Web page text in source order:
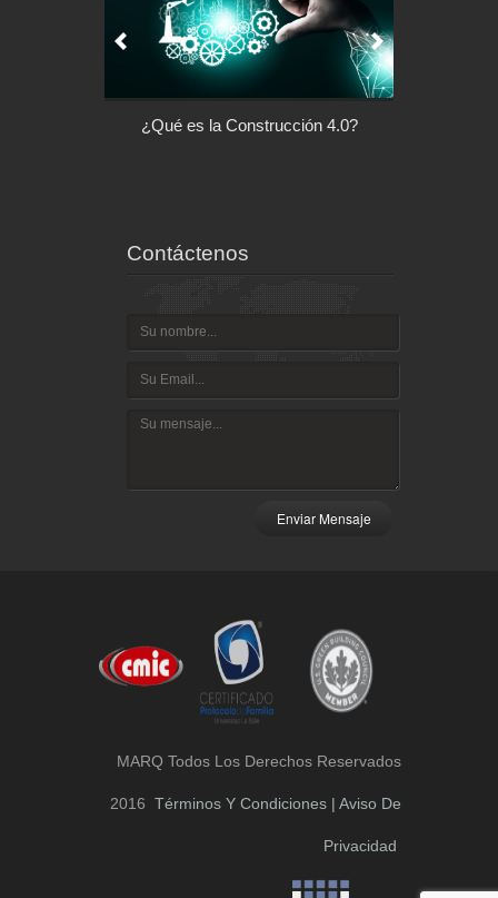
¿Qué es la Construcción 4.0?
Contáctenos
Enviar Mensaje
MARQ Todos Los Derechos Reservados
2016 Términos Y Condiciones | Aviso De
Privacidad